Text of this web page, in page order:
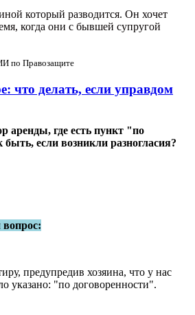
который разводится. Он хочет
когда они с бывшей супругой
Правозащите
что делать, если управдом
аренды, где есть пункт "по
если возникли разногласия?
предупредив хозяина, что у нас
указано: "по договоренности".